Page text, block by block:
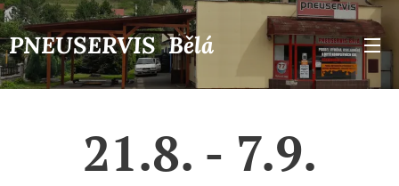
PNEUSERVIS Bělá
21.8. - 7.9.